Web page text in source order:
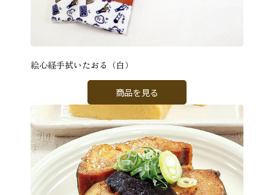
絵心経手拭いたおる（白）
商品を見る